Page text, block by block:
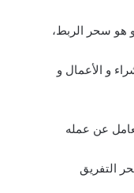
هو سحر الربط،
و الأعمال و
عن عمله
التفريق